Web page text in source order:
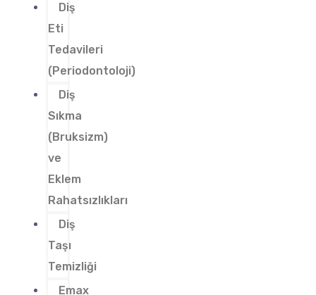
Diş
Eti
Tedavileri
(Periodontoloji)
Diş
Sıkma
(Bruksizm)
ve
Eklem
Rahatsızlıkları
Diş
Taşı
Temizliği
Emax